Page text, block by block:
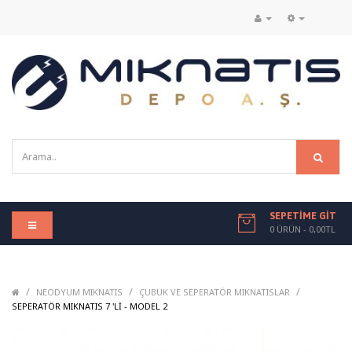
SEPETIME GIT
0 ÜRÜN - 0,00TL
/ NEODYUM MIKNATIS / ÇUBUK VE SEPERATÖR MIKNATISLAR /
SEPERATÖR MIKNATIS 7 'LI - MODEL 2